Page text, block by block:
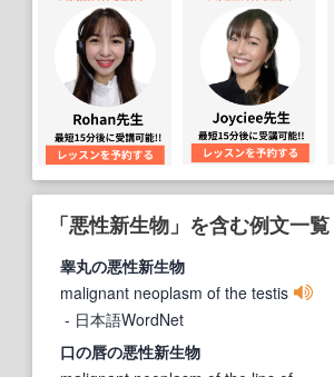
「悪性新生物」を含む例文一
睾丸の悪性新生物
malignant neoplasm of the testis
- 日本語WordNet
口の唇の悪性新生物